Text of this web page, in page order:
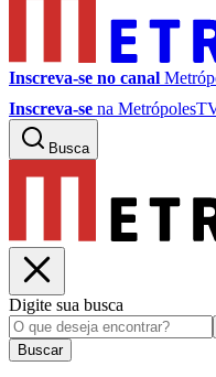
Inscreva-se no canal
Inscreva-se na
Busca
Digite sua busca
Buscar